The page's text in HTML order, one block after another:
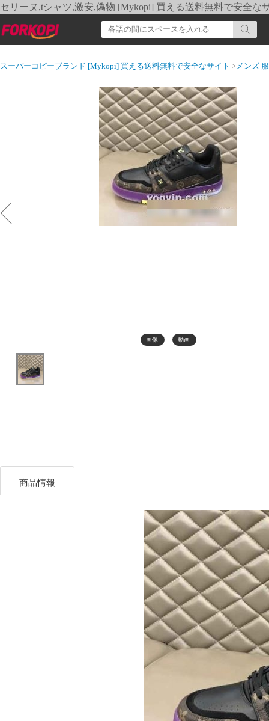
セリーヌ,tシャツ,激安,偽物 [Mykopi] 買える送料無料で安全な
スーパーコピーブランド [Mykopi] 買える送料無料で安全なサイト >メンズ 服
画像 動画
商品情報